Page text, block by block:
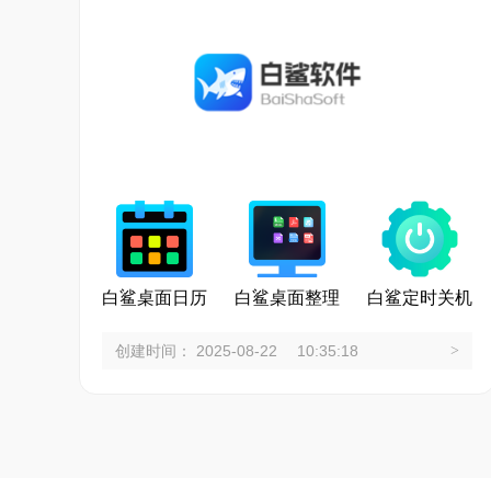
白鲨桌面日历 白鲨桌面整理 白鲨定时关机
创建时间： 2025-08-22 10:35:18 >